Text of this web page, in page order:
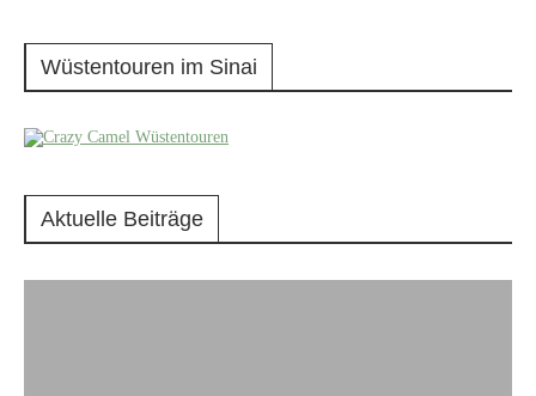
Wüstentouren im Sinai
Aktuelle Beiträge